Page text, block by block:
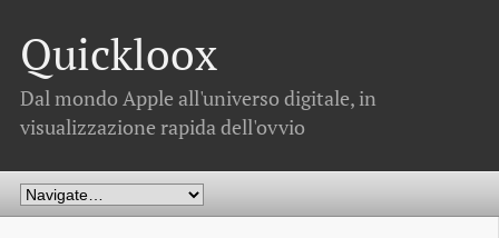
Quickloox
Dal mondo Apple all'universo digitale, in
visualizzazione rapida dell'ovvio